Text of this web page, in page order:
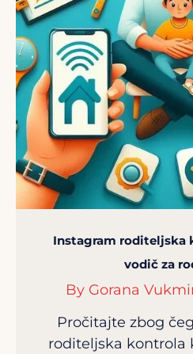
Instagram roditeljska
vodič za
By Gorana
Pročitajte zbog
roditeljska kontrola